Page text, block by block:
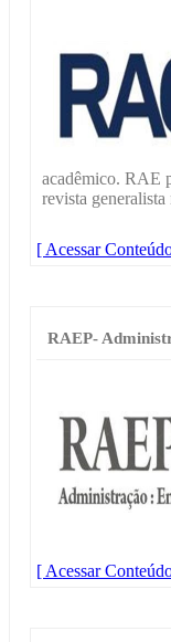
acadêmico. RAE
revista generalista
[ Acessar
RAEP-
[ Acessar